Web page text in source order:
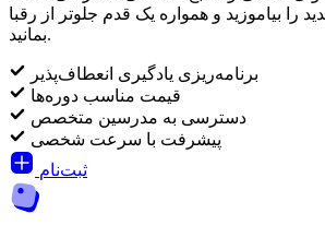
را بیاموزید و همواره یک قدم جلوتر از رقبا
بمانید.
برنامه‌ریزی یادگیری انعطاف‌پذیر
قیمت مناسب دوره‌ها
دسترسی به مدرسین متخصص
پیشرفت با سرعت شخصی
ثبت‌نام